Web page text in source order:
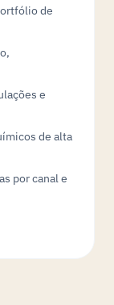
de
e
de alta
por canal e